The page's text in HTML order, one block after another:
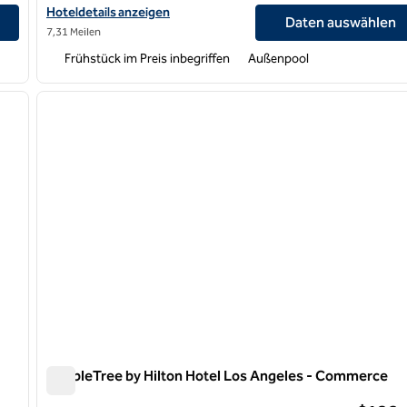
Hoteldetails für Hampton Inn Long Beach Airport anzeigen
Hoteldetails anzeigen
7,31 Meilen
Daten auswählen
Frühstück im Preis inbegriffen Außenpool
nächstes Bild
1 von 11
DoubleTree by Hilton Hotel Los Angeles - Commerce